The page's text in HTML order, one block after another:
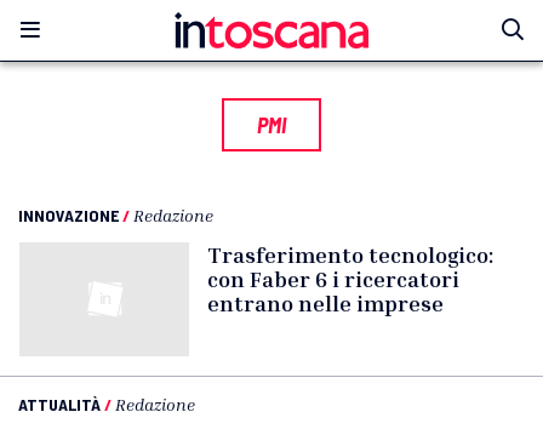
PMI
INNOVAZIONE/ Redazione
Trasferimento tecnologico:
con Faber 6 i ricercatori
entrano nelle imprese
ATTUALITÀ/ Redazione